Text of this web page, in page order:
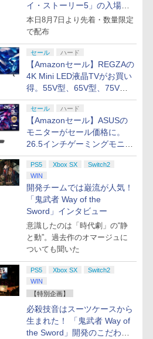
イ・ストーリー5」の入場特
典として配布決定！
本日8月7日より先着・数量限定
で配布
セール ハード
【Amazonセール】REGZAの
4K Mini LED液晶TVがお買い
得。55V型、65V型、75V型
の2026年モデルがラインナ
ップ
セール ハード
【Amazonセール】ASUSの
モニターがセール価格に。
26.5インチゲーミングモニタ
ー「ROG Strix OLED
XG27ACDMS」限定モデルも
お買い得
PS5 Xbox SX
Switch2
WIN
開発チームでは巌流が人気！
「鬼武者 Way of the
Sword」インタビュー
意識したのは「時代劇」の“静
と動”。過去作のオマージュに
ついても聞いた
PS5 Xbox SX
Switch2
WIN
【特別企画】
必殺技音はスーツケースから
生まれた！ 「鬼武者 Way of
the Sword」開発のこだわり